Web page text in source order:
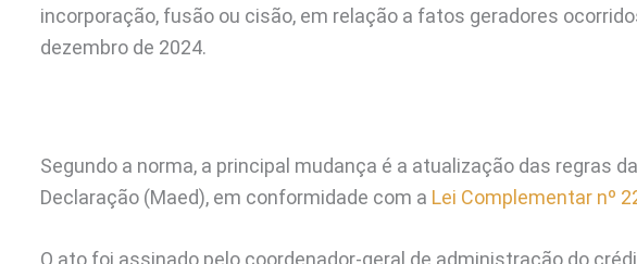
incorporação, fusão ou cisão, em relação a fatos geradores
dezembro de 2024.
Segundo a norma, a principal mudança é a atualização das regras
Declaração (Maed), em conformidade com a Lei Complementar nº